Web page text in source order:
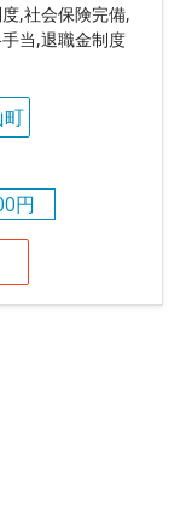
,社会保険完備,
当,退職金制度
円